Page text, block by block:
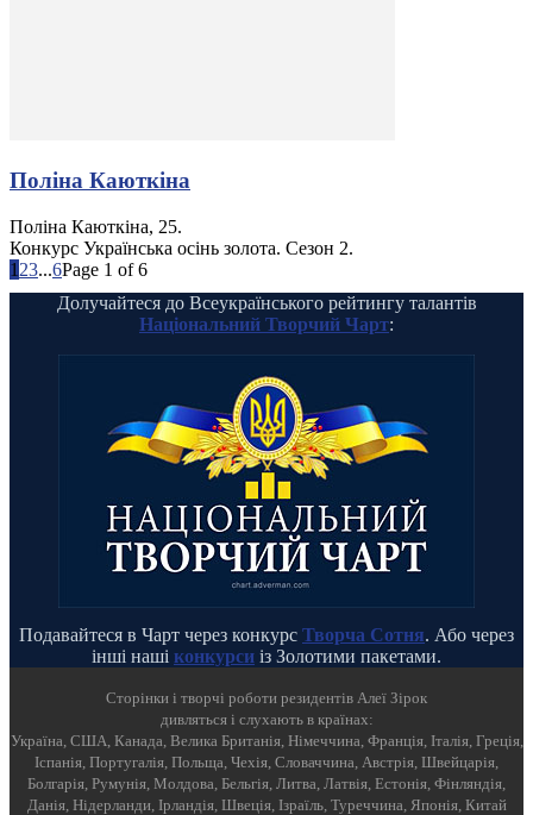
Поліна Каюткіна
Поліна Каюткіна, 25.
Конкурс Українська осінь золота. Сезон 2.
1 23...6Page 1 of 6
Долучайтеся до Всеукраїнського рейтингу талантів
Національний Творчий Чарт:
Подавайтеся в Чарт через конкурс Творча Сотня. Або через
інші наші конкурси із Золотими пакетами.
Cторінки і творчі роботи резидентів Алеї Зірок
дивляться і слухають в країнах:
Україна, США, Канада, Велика Британія, Німеччина, Франція, Італія, Греція,
Іспанія, Португалія, Польща, Чехія, Словаччина, Австрія, Швейцарія,
Болгарія, Румунія, Молдова, Бельгія, Литва, Латвія, Естонія, Фінляндія,
Данія, Нідерланди, Ірландія, Швеція, Ізраїль, Туреччина, Японія, Китай